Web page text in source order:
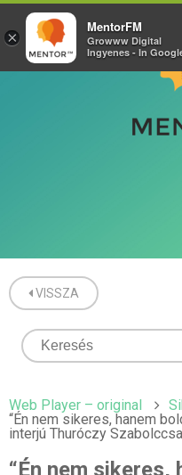
VISSZA
Web Player – original
“Én nem sikeres, hanem
interjú Thuróczy
“Én nem sikeres,
×
MentorFM
Growww Digital
Ingyenes - In